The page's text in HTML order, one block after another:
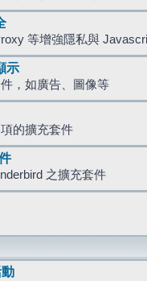
等增強隱私與
示
，如廣告、圖像等
的擴充套件
之擴充套件